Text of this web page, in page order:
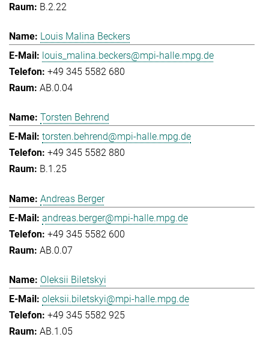
B.2.22
Louis Malina Beckers
louis_malina.beckers@mpi-halle.mpg.de
+49 345 5582 680
AB.0.04
Torsten Behrend
torsten.behrend@mpi-halle.mpg.de
+49 345 5582 880
B.1.25
Andreas Berger
andreas.berger@mpi-halle.mpg.de
+49 345 5582 600
AB.0.07
Oleksii Biletskyi
oleksii.biletskyi@mpi-halle.mpg.de
+49 345 5582 925
AB.1.05